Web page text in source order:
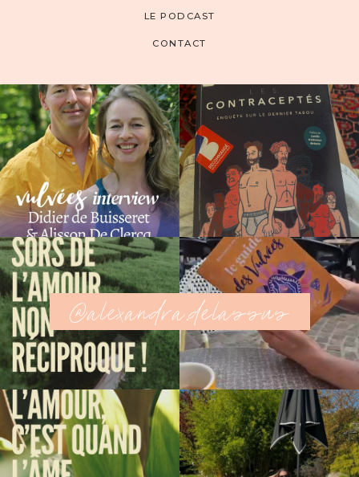
LE PODCAST
CONTACT
@alexandra.delassus